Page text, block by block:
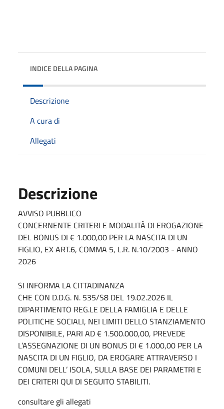
INDICE DELLA PAGINA
Descrizione
A cura di
Allegati
Descrizione
AVVISO PUBBLICO
CONCERNENTE CRITERI E MODALITÀ DI EROGAZIONE
DEL BONUS DI € 1.000,00 PER LA NASCITA DI UN
FIGLIO, EX ART.6, COMMA 5, L.R. N.10/2003 - ANNO
2026
SI INFORMA LA CITTADINANZA
CHE CON D.D.G. N. 535/S8 DEL 19.02.2026 IL
DIPARTIMENTO REG.LE DELLA FAMIGLIA E DELLE
POLITICHE SOCIALI, NEI LIMITI DELLO STANZIAMENTO
DISPONIBILE, PARI AD € 1.500.000,00, PREVEDE
L’ASSEGNAZIONE DI UN BONUS DI € 1.000,00 PER LA
NASCITA DI UN FIGLIO, DA EROGARE ATTRAVERSO I
COMUNI DELL’ ISOLA, SULLA BASE DEI PARAMETRI E
DEI CRITERI QUI DI SEGUITO STABILITI.
consultare gli allegati